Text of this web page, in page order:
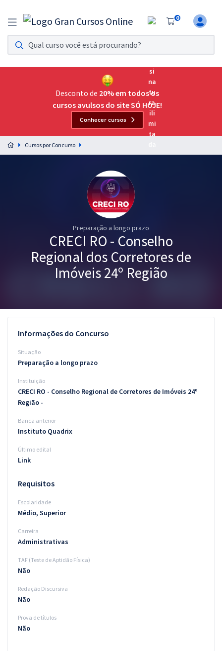
0
Assinatura Ilimitada 11
Acesso a todos os cursos. Teste grátis por 7 dias!
Assinatura OAB Até Passar
Acesso ilimitado a toda preparação para o Exame da
Preparação completa e intensiva para as principais
residências em saúde do Brasil
Graduação
Blog
Aprovados
Desconto de 20% em todos os
cursos avulsos do site SÓ HOJE!
Conhecer cursos
Cursos por Concurso
Preparação a longo prazo
CRECI RO - Conselho
Regional dos Corretores de
Imóveis 24º Região
Informações do Concurso
Situação
Preparação a longo prazo
Instituição
CRECI RO - Conselho Regional de Corretores de Imóveis 24º
Região -
Banca anterior
Instituto Quadrix
Último edital
Link
Requisitos
Escolaridade
Médio, Superior
Carreira
Administrativas
TAF (Teste de Aptidão Física)
Não
Redação Discursiva
Não
Prova de títulos
Não